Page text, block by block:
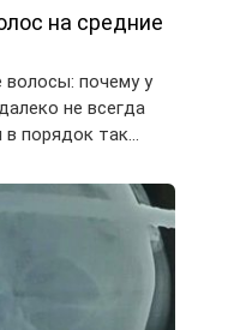
на средние
волосы: почему у
не всегда
порядок так…